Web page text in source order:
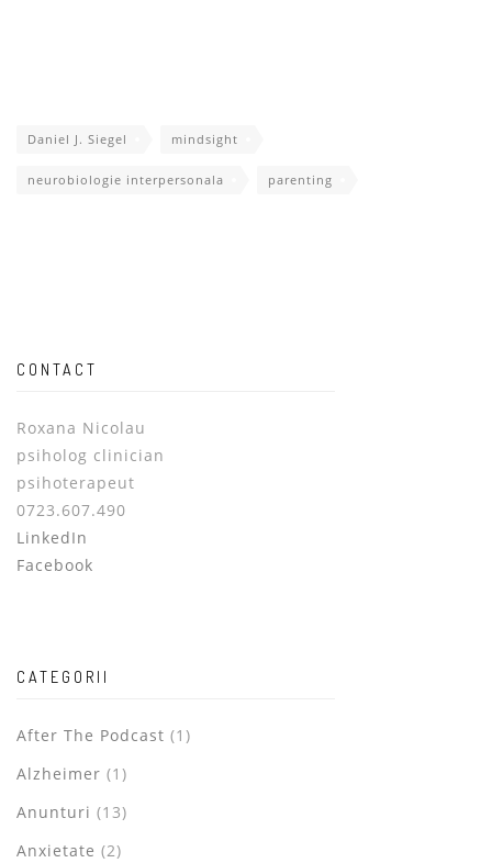
Daniel J. Siegel mindsight
neurobiologie interpersonala parenting
CONTACT
Roxana Nicolau
psiholog clinician
psihoterapeut
0723.607.490
LinkedIn
Facebook
CATEGORII
After The Podcast (1)
Alzheimer (1)
Anunturi (13)
Anxietate (2)